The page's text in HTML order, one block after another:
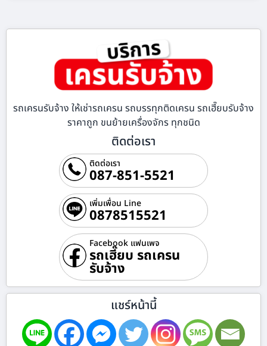
รถเครนรับจ้าง ให้เช่ารถเครน รถบรรทุกติดเครน รถเฮี๊ยบรับจ้าง
ราคาถูก ขนย้ายเครื่องจักร ทุกชนิด
ติดต่อเรา
ติดต่อเรา
087-851-5521
เพิ่มเพื่อน Line
0878515521
Facebook แฟนเพจ
รถเฮี๊ยบ รถเครน
รับจ้าง
แชร์หน้านี้